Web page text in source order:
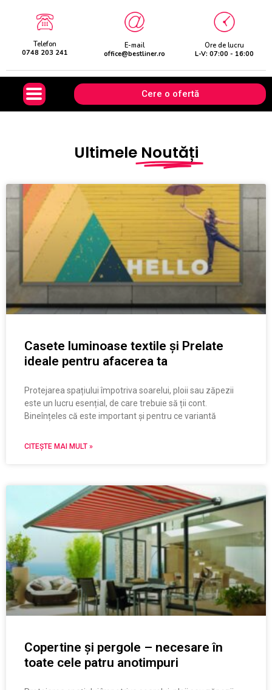
Telefon
0748 203 241
E-mail
office@bestliner.ro
Ore de lucru
L-V: 07:00 - 16:00
Cere o ofertă
Ultimele Noutăți
Casete luminoase textile și Prelate
ideale pentru afacerea ta
Protejarea spațiului împotriva soarelui, ploii sau zăpezii
este un lucru esențial, de care trebuie să ții cont.
Bineînțeles că este important și pentru ce variantă
CITEȘTE MAI MULT »
Copertine și pergole – necesare în
toate cele patru anotimpuri